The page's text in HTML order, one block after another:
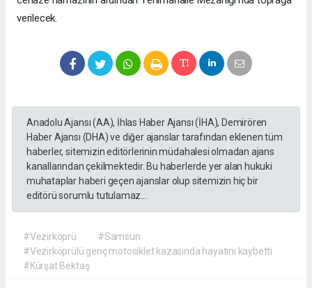
verilecek.
Anadolu Ajansı (AA), İhlas Haber Ajansı (İHA), Demirören
Haber Ajansı (DHA) ve diğer ajanslar tarafından eklenen tüm
haberler, sitemizin editörlerinin müdahalesi olmadan ajans
kanallarından çekilmektedir. Bu haberlerde yer alan hukuki
muhataplar haberi geçen ajanslar olup sitemizin hiç bir
editörü sorumlu tutulamaz...
#Vezirköprü
#Samsun
#Vezirköprülü genç motosiklet kazasında hayatını kaybetti
#Kürşat Bektaş